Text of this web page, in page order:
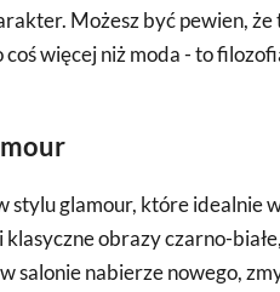
Możesz być pewien,
więcej niż moda - to
glamour, które idealnie
obrazy czarno-
salonie nabierze nowego,